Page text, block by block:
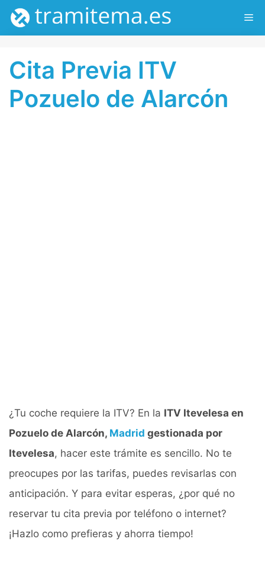
Saltar
Cita Previa ITV
Pozuelo de Alarcón
¿Tu coche requiere la ITV? En la ITV Itevelesa en
Pozuelo de Alarcón, Madrid gestionada por
Itevelesa, hacer este trámite es sencillo. No te
preocupes por las tarifas, puedes revisarlas con
anticipación. Y para evitar esperas, ¿por qué no
reservar tu cita previa por teléfono o internet?
¡Hazlo como prefieras y ahorra tiempo!